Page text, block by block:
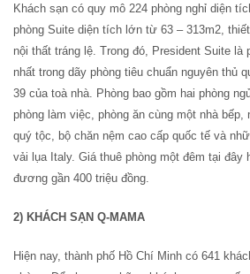
Khách sạn có quy mô 224 phòng nghỉ diện
phòng Suite diện tích lớn từ 63 – 313m2,
nội thất tráng lệ. Trong đó, President Suite là
nhất trong dãy phòng tiêu chuẩn nguyên thủ
39 của toà nhà. Phòng bao gồm hai phòng
phòng làm việc, phòng ăn cùng một nhà bếp,
quý tộc, bộ chăn nệm cao cấp quốc tế và
vải lụa Italy. Giá thuê phòng một đêm tại
đương gần 400 triệu đồng.
2) KHÁCH SẠN Q-MAMA
Hiện nay, thành phố Hồ Chí Minh có 641